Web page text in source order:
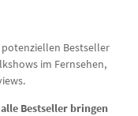
Bestseller
im Fernsehen,
Bestseller bringen